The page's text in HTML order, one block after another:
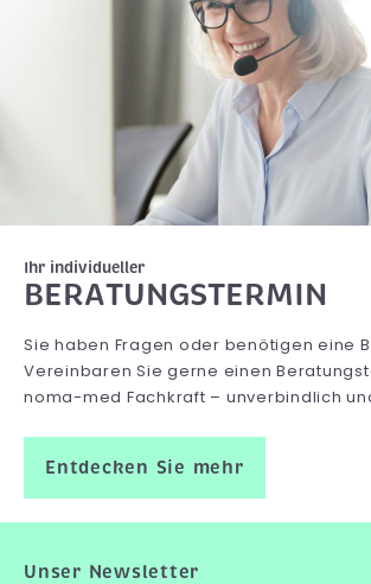
Ihr individueller
BERATUNGSTERMIN
Sie haben Fragen oder benötigen eine
Vereinbaren Sie gerne einen
noma-med Fachkraft – unverbindlich
Entdecken Sie mehr
Unser Newsletter